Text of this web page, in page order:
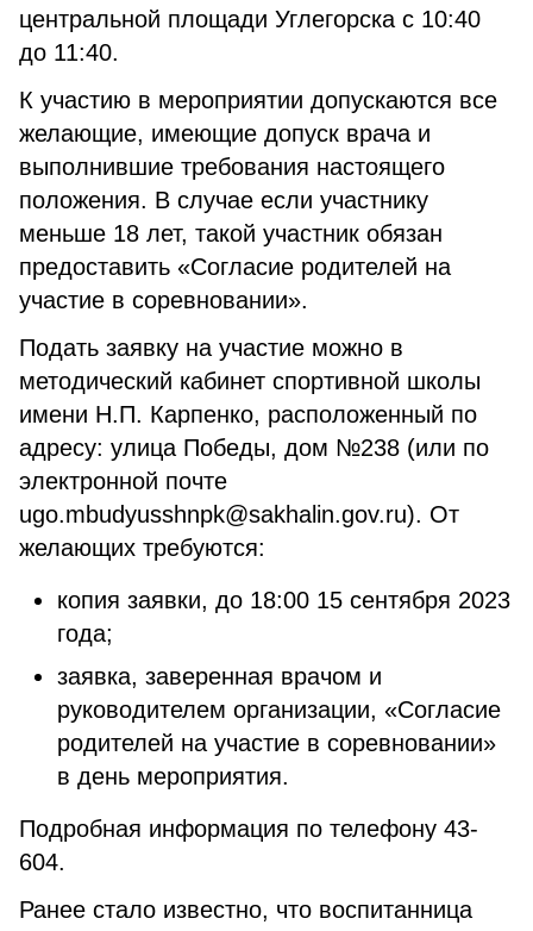
центральной площади Углегорска с 10:40
до 11:40.
К участию в мероприятии допускаются все
желающие, имеющие допуск врача и
выполнившие требования настоящего
положения. В случае если участнику
меньше 18 лет, такой участник обязан
предоставить «Согласие родителей на
участие в соревновании».
Подать заявку на участие можно в
методический кабинет спортивной школы
имени Н.П. Карпенко, расположенный по
адресу: улица Победы, дом №238 (или по
электронной почте
ugo.mbudyusshnpk@sakhalin.gov.ru). От
желающих требуются:
копия заявки, до 18:00 15 сентября 2023
года;
заявка, заверенная врачом и
руководителем организации, «Согласие
родителей на участие в соревновании»
в день мероприятия.
Подробная информация по телефону 43-
604.
Ранее стало известно, что воспитанница